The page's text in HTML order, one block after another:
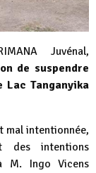
Juvénal,
de suspendre
Tanganyika
mal intentionnée,
des intentions
M. Ingo Vicens